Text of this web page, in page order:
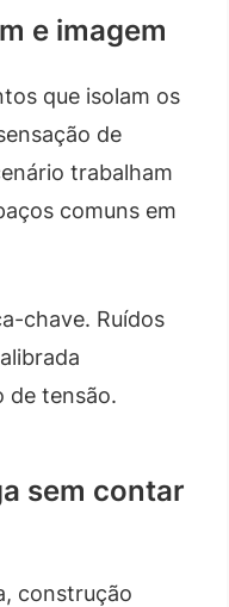
e imagem
que isolam os
de
trabalham
comuns em
chave. Ruídos
de tensão.
sem contar
construção